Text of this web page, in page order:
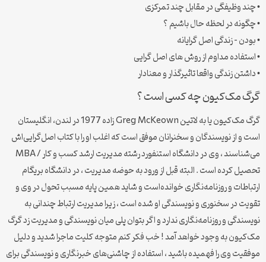
• چند وظیفگی در مقابل چند تمرکزی
• چگونه در لحظه حال باشیم ؟
• بودن – زندگی اصل گرایانه
• استفاده مداوم از روش های اصل گرایی
• داشتن زندگی واقعا تاثیرگذار و معنادار
گرگ مک‌کیون چه کسی است ؟
گرگ مک‌کیون یا به لاتین Greg McKeown زاده 1977 در لندن، انگلیستان
است و از نویسندگان و سخنرانان موفق است که اغلب او را با کتاب اصل‌گرایی‌اش
می‌شناسند ، وی در دانشگاه استنفورد رشته مدیریت ارشد کسب و کار / MBA
تحصیل کرده است . البته قبل از ورود به حوضه مدیریت ، در دانشگاه بریگام
ارتباطات و روزنامه‌نگاری خوانده‌است و شاید همین پایه مسبب تحول در وی و
تقویت در سخنوری و نویسندگی او شده است ، زیرا مدیریت ارتباط چندانی به
نویسندگی و روزنامه‌نگاری ندارد و اگر بتوان پلی میان نویسندگی و مدیریت زد گرگ
مک‌کیون به وجود خواهد آمد ! خب فکر کنم متوجه کلیت ماجرا شدید و دلیل
موفقیت وی را فهمیده باشید ، استفاده از چاشنی‌های خبرنگاری و نویسندگی برای